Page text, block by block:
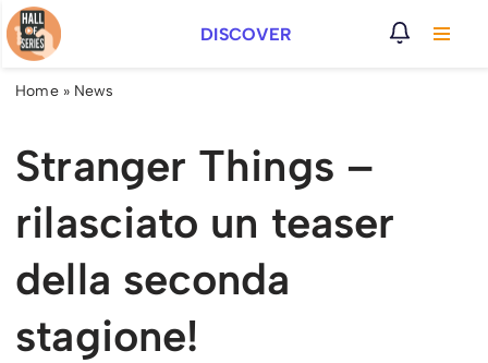
Vai
al
DISCOVER
Home» News
Stranger Things –
rilasciato un teaser
della seconda
stagione!